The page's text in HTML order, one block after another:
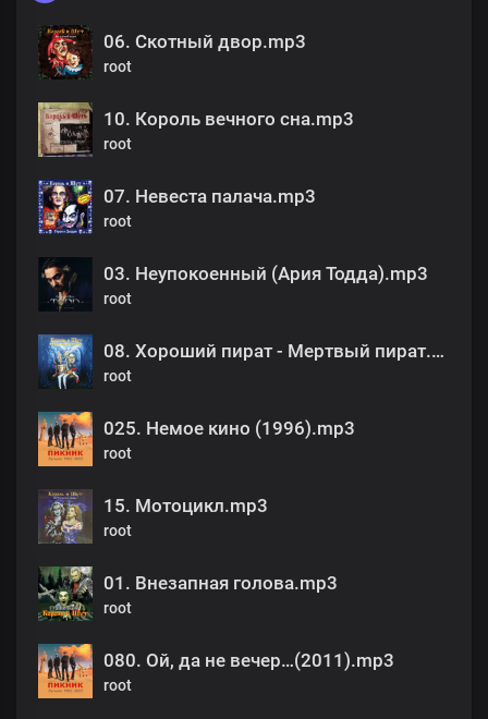
06. Скотный двор.mp3
root
10. Король вечного сна.mp3
root
07. Невеста палача.mp3
root
03. Неупокоенный (Ария Тодда).mp3
root
08. Хороший пират - Мертвый пират.mp3
root
025. Немое кино (1996).mp3
root
15. Мотоцикл.mp3
root
01. Внезапная голова.mp3
root
080. Ой, да не вечер…(2011).mp3
root